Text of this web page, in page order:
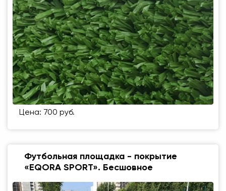
Цена: 700 руб.
Футбольная площадка - покрытие
«EQORA SPORT». Бесшовное